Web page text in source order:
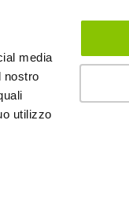
media
nostro
utilizzo
ACCEDI